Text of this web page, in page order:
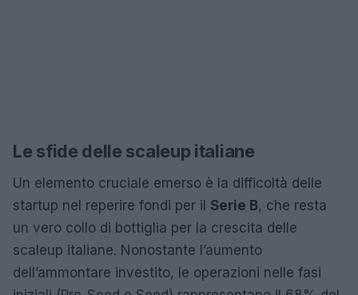
Le sfide delle scaleup italiane
Un elemento cruciale emerso è la difficoltà delle
startup nel reperire fondi per il Serie B, che resta
un vero collo di bottiglia per la crescita delle
scaleup italiane. Nonostante l’aumento
dell’ammontare investito, le operazioni nelle fasi